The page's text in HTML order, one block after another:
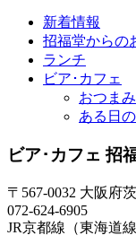
新着情報
招福堂からの
ランチ
ビア･カフェ
おつまみ
ある日
ビア･カフェ 招
〒567-0032 大阪府
072-624-6905
JR京都線（東海道